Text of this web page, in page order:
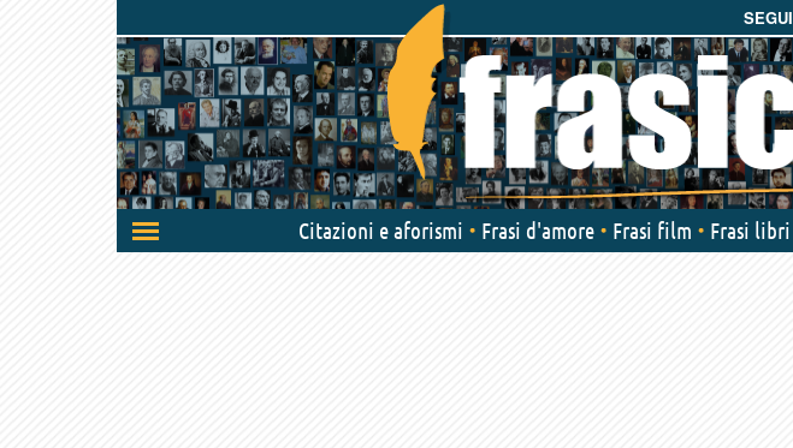
Attiva/disattiva
navigazione
Citazioni e aforismi Frasi d'amore Frasi film Frasi libri